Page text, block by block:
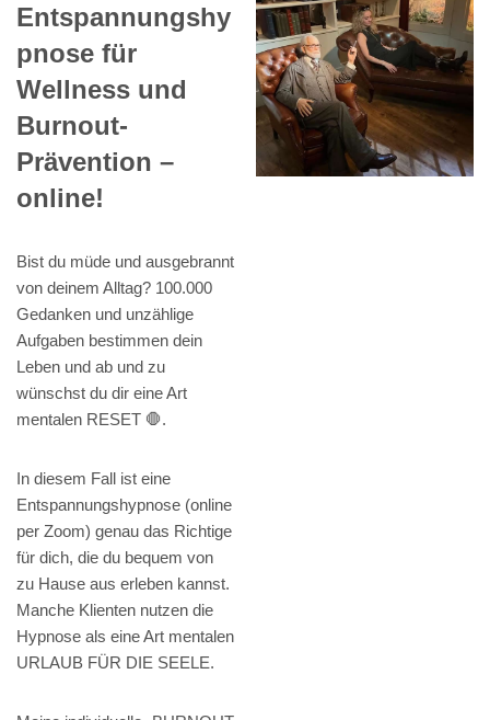
Entspannungshy
pnose für
Wellness und
Burnout-
Prävention –
online!
Bist du müde und ausgebrannt
von deinem Alltag? 100.000
Gedanken und unzählige
Aufgaben bestimmen dein
Leben und ab und zu
wünschst du dir eine Art
mentalen RESET 🛑.
In diesem Fall ist eine
Entspannungshypnose (online
per Zoom) genau das Richtige
für dich, die du bequem von
zu Hause aus erleben kannst.
Manche Klienten nutzen die
Hypnose als eine Art mentalen
URLAUB FÜR DIE SEELE.